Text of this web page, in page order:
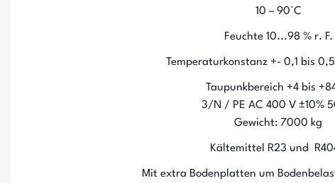
10 – 90°C
Feuchte 10...98 % r. F.
Temperaturkonstanz +- 0,1 bis
Taupunkbereich +4 bis
3/N / PE AC 400 V ±10%
Gewicht: 7000 kg
Kältemittel R23 und
Mit extra Bodenplatten um